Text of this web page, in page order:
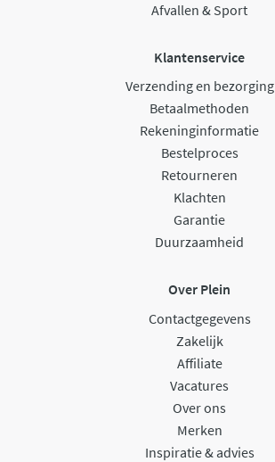
Afvallen & Sport
Klantenservice
Verzending en bezorging
Betaalmethoden
Rekeninginformatie
Bestelproces
Retourneren
Klachten
Garantie
Duurzaamheid
Over Plein
Contactgegevens
Zakelijk
Affiliate
Vacatures
Over ons
Merken
Inspiratie & advies